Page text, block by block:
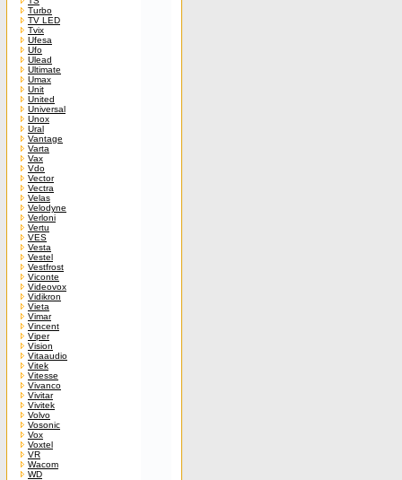
Turbo
TV LED
Tvix
Ufesa
Ufo
Ulead
Ultimate
Umax
Unit
United
Universal
Unox
Ural
Vantage
Varta
Vax
Vdo
Vector
Vectra
Velas
Velodyne
Verloni
Vertu
VES
Vesta
Vestel
Vestfrost
Viconte
Videovox
Vidikron
Vieta
Vimar
Vincent
Viper
Vision
Vitaaudio
Vitek
Vitesse
Vivanco
Vivitar
Vivitek
Volvo
Vosonic
Vox
Voxtel
VR
Wacom
WD